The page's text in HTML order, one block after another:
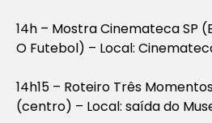
14h – Mostra Cinemateca SP
O Futebol) – Local:
14h15 – Roteiro Três
(centro) – Local: saída do